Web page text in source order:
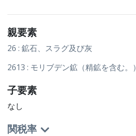
親要素
26 : 鉱石、スラグ及び灰
2613 : モリブデン鉱（精鉱を含む。）
子要素
なし
関税率